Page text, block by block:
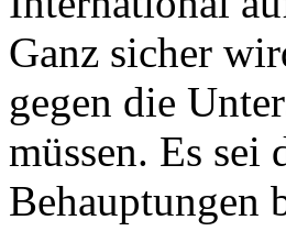
Ganz sicher
gegen die
müssen. Es sei
Behauptungen